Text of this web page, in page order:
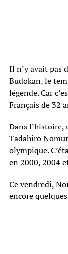
Il n’y avait pas
Budokan, le
légende. Car
Français de 32
Dans l’histoire,
Tadahiro
olympique.
en 2000, 2004
Ce vendredi,
encore